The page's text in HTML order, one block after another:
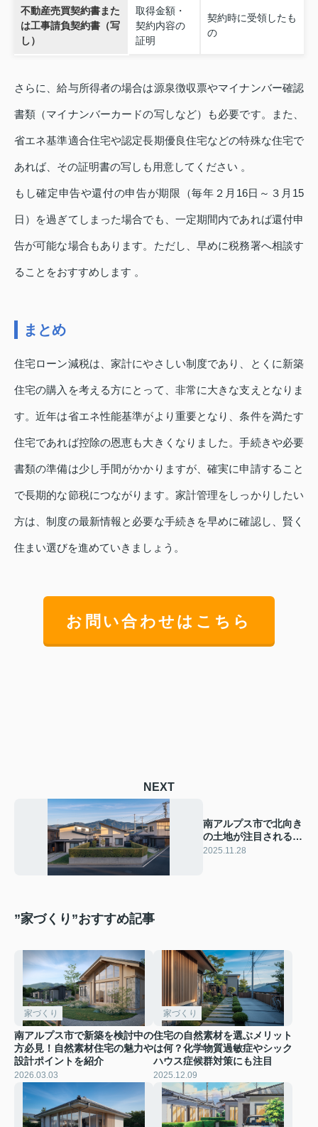
不動産売買契約書また
は工事請負契約書（写
し）
取得金額・
契約内容の
証明
契約時に受領したも
の
さらに、給与所得者の場合は源泉徴収票やマイナンバー確認
書類（マイナンバーカードの写しなど）も必要です。また、
省エネ基準適合住宅や認定長期優良住宅などの特殊な住宅で
あれば、その証明書の写しも用意してください 。
もし確定申告や還付の申告が期限（毎年２月16日～３月15
日）を過ぎてしまった場合でも、一定期間内であれば還付申
告が可能な場合もあります。ただし、早めに税務署へ相談す
ることをおすすめします 。
まとめ
住宅ローン減税は、家計にやさしい制度であり、とくに新築
住宅の購入を考える方にとって、非常に大きな支えとなりま
す。近年は省エネ性能基準がより重要となり、条件を満たす
住宅であれば控除の恩恵も大きくなりました。手続きや必要
書類の準備は少し手間がかかりますが、確実に申請すること
で長期的な節税につながります。家計管理をしっかりしたい
方は、制度の最新情報と必要な手続きを早めに確認し、賢く
住まい選びを進めていきましょう。
お問い合わせはこちら
NEXT
南アルプス市で北向き
の土地が注目される理
由は？家づくりや住み
2025.11.28
”家づくり”おすすめ記事
家づくり
南アルプス市で新築を検討中の
方必見！自然素材住宅の魅力や
設計ポイントを紹介
2026.03.03
家づくり
住宅の自然素材を選ぶメリット
は何？化学物質過敏症やシック
ハウス症候群対策にも注目
2025.12.09